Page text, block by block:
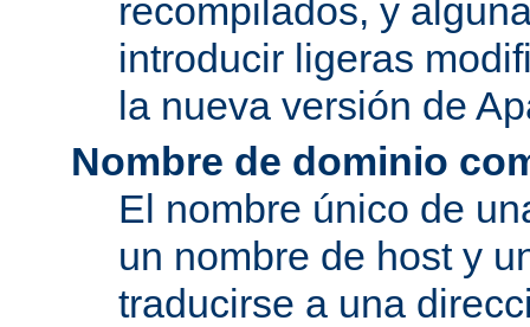
recompilados, y
introducir ligeras
la nueva versión de
Nombre de dominio
El nombre único de
un nombre de host y
traducirse a una